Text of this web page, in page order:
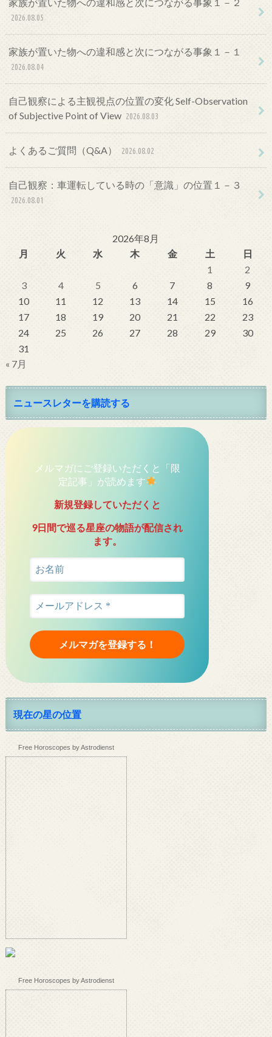
2026.08.05
家族が置いた物への違和感と次につながる事象１－１
2026.08.04
自己観察による主観視点の位置の変化 Self-Observation
of Subjective Point of View 2026.08.03
よくあるご質問（Q&A） 2026.08.02
自己観察：車運転している時の「意識」の位置１－３
2026.08.01
2026年8月
月
火 水 木 金 土
日
1
2
3
4 5 6 7 8
9
10
11 12 13 14 15
16
17
18 19 20 21 22
23
24
25 26 27 28 29
30
31
« 7月
ニュースレターを購読する
メルマガにご登録いただくと「限
定記事」が読めます
新規登録していただくと
9日間で巡る星座の物語が配信され
ます。
現在の星の位置
Free Horoscopes by Astrodienst
Free Horoscopes by Astrodienst